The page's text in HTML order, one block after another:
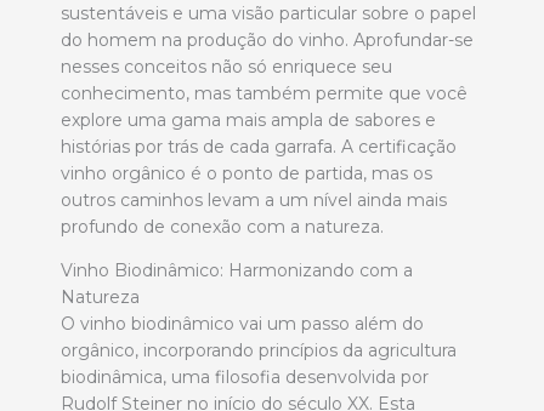
sustentáveis e uma visão particular sobre o papel
do homem na produção do vinho. Aprofundar-se
nesses conceitos não só enriquece seu
conhecimento, mas também permite que você
explore uma gama mais ampla de sabores e
histórias por trás de cada garrafa. A certificação
vinho orgânico é o ponto de partida, mas os
outros caminhos levam a um nível ainda mais
profundo de conexão com a natureza.
Vinho Biodinâmico: Harmonizando com a
Natureza
O vinho biodinâmico vai um passo além do
orgânico, incorporando princípios da agricultura
biodinâmica, uma filosofia desenvolvida por
Rudolf Steiner no início do século XX. Esta